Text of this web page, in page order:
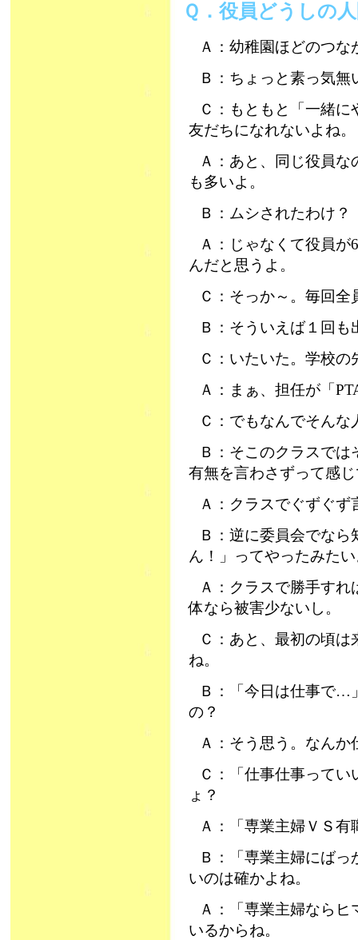
Ｑ．役員どうしの
Ａ：幼稚園ほどのつな
Ｂ：ちょっと素っ気無
Ｃ：もともと「一緒
友だちになれないよね。
Ａ：あと、同じ役員
も多いよ。
Ｂ：ムシされたわけ？
Ａ：じゃなくて役員
んだと思うよ。
Ｃ：そっか～。毎回
Ｂ：そういえば１回
Ｃ：いたいた。学校
Ａ：まぁ、担任が「
Ｃ：でもなんでそんな
Ｂ：そこのクラスで
有無を言わさずって感
Ａ：クラスでぐずぐ
Ｂ：逆に委員会でな
ん！」ってやったみた
Ａ：クラスで勝手す
体なら被害少ないし。
Ｃ：あと、最初の頃
ね。
Ｂ：「今日は仕事で…
の？
Ａ：そう思う。なん
Ｃ：「仕事仕事って
ょ？
Ａ：「専業主婦ＶＳ
Ｂ：「専業主婦にば
いのは確かよね。
Ａ：「専業主婦なら
いるからね。